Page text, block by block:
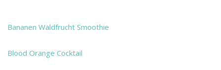
Bananen Waldfrucht Smoothie
Blood Orange Cocktail